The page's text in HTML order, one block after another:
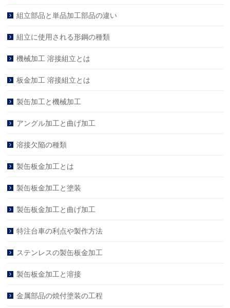
組立部品と単品加工部品の違い
組立に使用される形鋼の種類
機械加工 溶接組立とは
板金加工 溶接組立とは
製缶加工と機械加工
アングル加工と曲げ加工
溶接欠陥の種類
製缶板金加工とは
製缶板金加工と塗装
製缶板金加工と曲げ加工
特注台車の利点や製作方法
ステンレスの製缶板金加工
製缶板金加工と溶接
金属部品の焼付塗装の工程